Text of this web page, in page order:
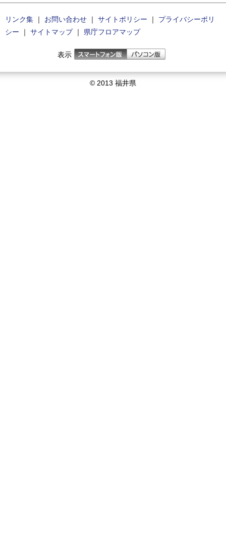
リンク集 ｜ お問い合わせ ｜ サイトポリシー ｜
プライバシーポリ
シー ｜ サイトマップ｜ 県庁フロアマップ
表示
© 2013 福井県